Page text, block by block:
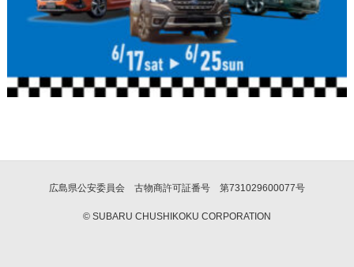
広島県公安委員会 古物商許可証番号 第731029600077号
© SUBARU CHUSHIKOKU CORPORATION